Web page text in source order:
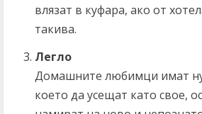
влязат в куфара, ако от
такива.
Легло
Домашните любимци имат
което да усещат като свое,